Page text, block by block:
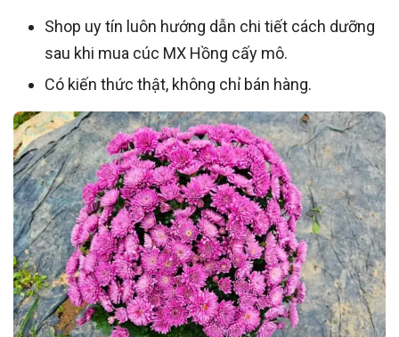
Shop uy tín luôn hướng dẫn chi tiết cách dưỡng
sau khi mua cúc MX Hồng cấy mô.
Có kiến thức thật, không chỉ bán hàng.